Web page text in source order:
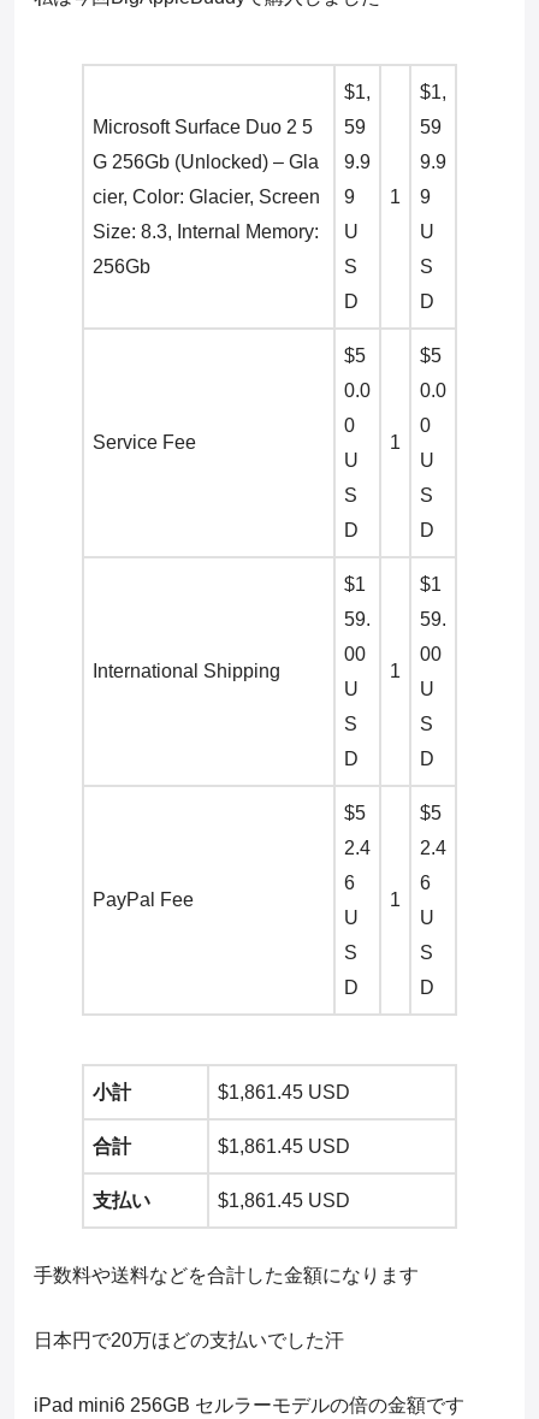
Microsoft Surface Duo 2 5
G 256Gb (Unlocked) – Gla
cier, Color: Glacier, Screen
Size: 8.3, Internal Memory:
256Gb
$1,
59
9.9
9
U
S
D
1
$1,
59
9.9
9
U
S
D
Service Fee
$5
0.0
0
U
S
D
1
$5
0.0
0
U
S
D
International Shipping
$1
59.
00
U
S
D
1
$1
59.
00
U
S
D
PayPal Fee
$5
2.4
6
U
S
D
1
$5
2.4
6
U
S
D
小計 $1,861.45 USD
合計 $1,861.45 USD
支払い $1,861.45 USD
手数料や送料などを合計した金額になります
日本円で20万ほどの支払いでした汗
iPad mini6 256GB セルラーモデルの倍の金額です